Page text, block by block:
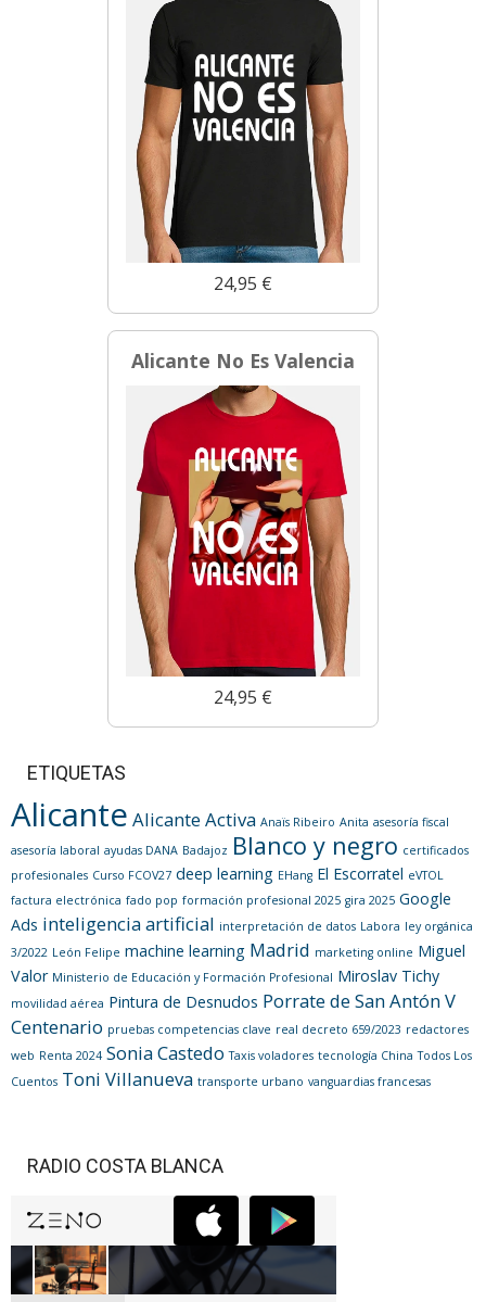
24,95 €
Alicante No Es Valencia
24,95 €
ETIQUETAS
Alicante Alicante Activa Anaïs Ribeiro Anita asesoría fiscal
asesoría laboral ayudas DANA Badajoz Blanco y negro certificados
profesionales Curso FCOV27 deep learning EHang El Escorratel eVTOL
factura electrónica fado pop formación profesional 2025 gira 2025 Google
Ads inteligencia artificial interpretación de datos Labora ley orgánica
3/2022 León Felipe machine learning Madrid marketing online Miguel
Valor Ministerio de Educación y Formación Profesional Miroslav Tichy
movilidad aérea Pintura de Desnudos Porrate de San Antón V
Centenario pruebas competencias clave real decreto 659/2023 redactores
web Renta 2024 Sonia Castedo Taxis voladores tecnología China Todos Los
Cuentos Toni Villanueva transporte urbano vanguardias francesas
RADIO COSTA BLANCA